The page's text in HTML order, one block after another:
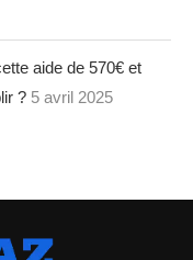
aide de 570€ et
? 5 avril 2025